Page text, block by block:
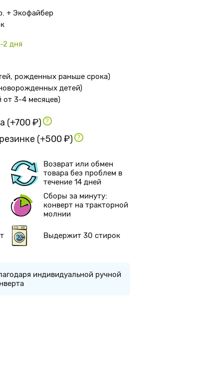
+ Экофайбер
2 дня
рожденных раньше срока)
детей)
от 3-4 месяцев)
(+700 ₽)
(+500 ₽)
Возврат или обмен
товара без проблем в
течение 14 дней
Сборы за минуту:
конверт на тракторной
молнии
Выдержит 30 стирок
индивидуальной ручной